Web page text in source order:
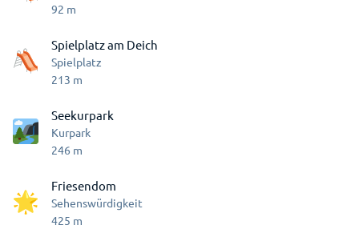
92 m
Spielplatz am Deich
Spielplatz
213 m
Seekurpark
Kurpark
246 m
Friesendom
Sehenswürdigkeit
425 m